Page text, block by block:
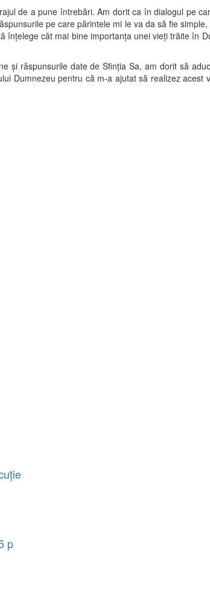
de a pune întrebări. Am dorit ca în dialogul pe
pe care părintele mi le va da să fie
cât mai bine importanţa unei vieţi trăite în
şi răspunsurile date de Sfinţia Sa, am dorit să
Dumnezeu pentru că m-a ajutat să realizez acest
p